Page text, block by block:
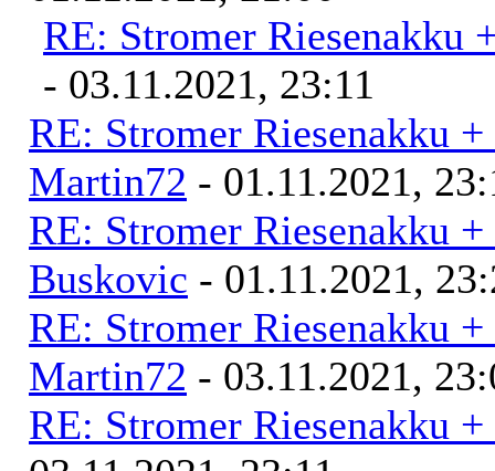
RE: Stromer Riesenakku
- 03.11.2021, 23:11
RE: Stromer Riesenakku
Martin72 - 01.11.2021,
RE: Stromer Riesenakku
Buskovic - 01.11.2021,
RE: Stromer Riesenakku
Martin72 - 03.11.2021,
RE: Stromer Riesenakku